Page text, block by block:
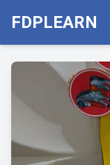
FDPLEARN